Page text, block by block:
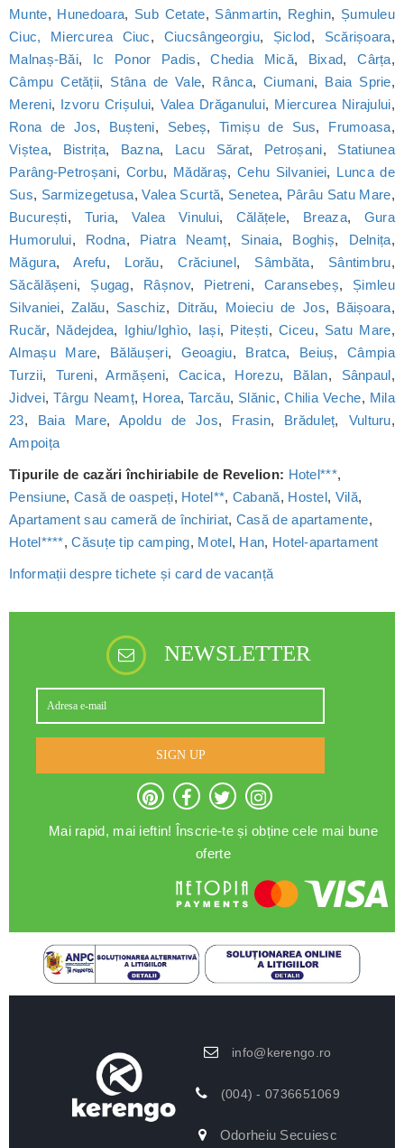
Munte, Hunedoara, Sub Cetate, Sânmartin, Reghin, Șumuleu
Ciuc, Miercurea Ciuc, Ciucsângeorgiu, Șiclod, Scărișoara,
Malnaș-Băi, Ic Ponor Padis,Chedia Mică, Bixad,Cârța,
Câmpu Cetății, Stâna de Vale, Rânca,Ciumani, Baia Sprie,
Mereni, Izvoru Crișului, Valea Drăganului, Miercurea Nirajului,
Rona de Jos, Bușteni, Sebeș, Timișu de Sus, Frumoasa,
Viștea, Bistrița, Bazna, Lacu Sărat, Petroșani, Statiunea
Parâng-Petroșani, Corbu, Mădăraș, Cehu Silvaniei, Lunca de
Sus, Sarmizegetusa,Valea Scurtă, Senetea, Pârâu Satu Mare,
București, Turia, Valea Vinului, Călățele, Breaza, Gura
Humorului, Rodna, Piatra Neamț, Sinaia, Boghiș, Delnița,
Măgura,Arefu, Lorău,Crăciunel, Sâmbăta, Sântimbru,
Săcălășeni, Șugag, Râșnov, Pietreni, Caransebeș, Șimleu
Silvaniei,Zalău, Saschiz, Ditrău, Moieciu de Jos, Băișoara,
Rucăr, Nădejdea, Ighiu/Ighìo, Iași, Pitești,Ciceu, Satu Mare,
Almașu Mare, Bălăușeri, Geoagiu, Bratca, Beiuș,Câmpia
Turzii, Tureni,Armășeni, Cacica, Horezu, Bălan, Sânpaul,
Jidvei,Târgu Neamț, Horea,Tarcău, Slănic,Chilia Veche, Mila
23, Baia Mare,Apoldu de Jos, Frasin, Brăduleț, Vulturu,
Ampoița
Tipurile de cazări închiriabile de Revelion: Hotel***,
Pensiune,Casă de oaspeți, Hotel**, Cabană, Hostel, Vilă,
Apartament sau cameră de închiriat, Casă de apartamente,
Hotel****,Căsuțe tip camping, Motel, Han, Hotel-apartament
Informații despre tichete și card de vacanță
NEWSLETTER
SIGN UP
Mai rapid, mai ieftin! Înscrie-te și obține cele mai bune
oferte
info@kerengo.ro
(004) - 0736651069
Odorheiu Secuiesc